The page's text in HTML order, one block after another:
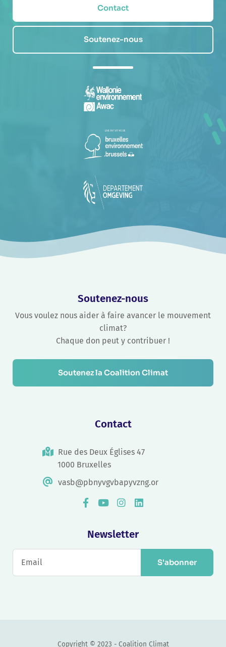
Contact
Soutenez-nous
Soutenez-nous
Vous voulez nous aider à faire avancer le mouvement
climat?
Chaque don peut y contribuer !
Soutenez la Coalition Climat
Contact
Rue des Deux Églises 47
1000 Bruxelles
vasb@pbnyvgvbapyvzng.or
Newsletter
S'abonner
Copyright © 2023 - Coalition Climat